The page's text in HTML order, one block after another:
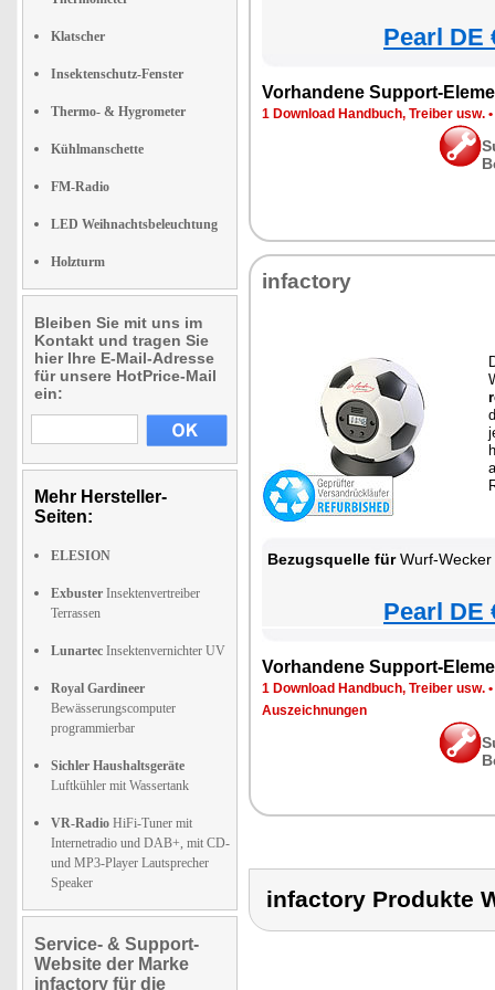
Klatscher
Insektenschutz-Fenster
Thermo- & Hygrometer
Kühlmanschette
FM-Radio
LED Weihnachtsbeleuchtung
Holzturm
Bleiben Sie mit uns im
Kontakt und tragen Sie
hier Ihre E-Mail-Adresse
für unsere HotPrice-Mail
ein:
Mehr Hersteller-
Seiten:
ELESION
Exbuster Insektenvertreiber
Terrassen
Lunartec Insektenvernichter UV
Royal Gardineer
Bewässerungscomputer
programmierbar
Sichler Haushaltsgeräte
Luftkühler mit Wassertank
VR-Radio HiFi-Tuner mit
Internetradio und DAB+, mit CD-
und MP3-Player Lautsprecher
Speaker
Service- & Support-
Website der Marke
infactory für die
Pearl DE
Vorhandene Support-
1 Download Handbuch, Treiber usw. •
infactory
Bezugsquelle fürWurf-Wecker
Pearl DE
Vorhandene Support-
1 Download Handbuch, Treiber usw. •
Auszeichnungen
infactory Produkte